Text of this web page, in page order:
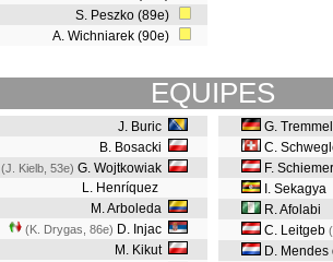
S. Peszko (89e)
A. Wichniarek (90e)
EQUIPES
J. Buric
B. Bosacki
(J. Kielb, 53e) G. Wojtkowiak
L. Henríquez
M. Arboleda
(K. Drygas, 86e) D. Injac
M. Kikut
G. Tremmel
C.
F. Schiemer
I. Sekagya
R. Afolabi
C. Leitgeb
D. Mendes